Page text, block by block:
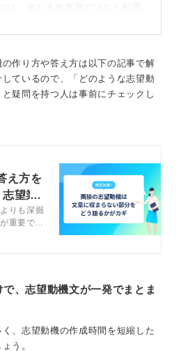
は、単なる作業員ではなく利用
を軸にしましょう。
間を整える力に変えよう
に感じる必要はありません。
大切にしてきた想いは、清掃の
ります。
作り方や答え方は以下の記事で解
ているので、「どのような志望動
疑問を持つ人は事前にチェックし
え方を
望業
りも深掘
重要で
るための
説しま
、志望動機文が一発でまとま
、志望動機の作成時間を短縮した
う。